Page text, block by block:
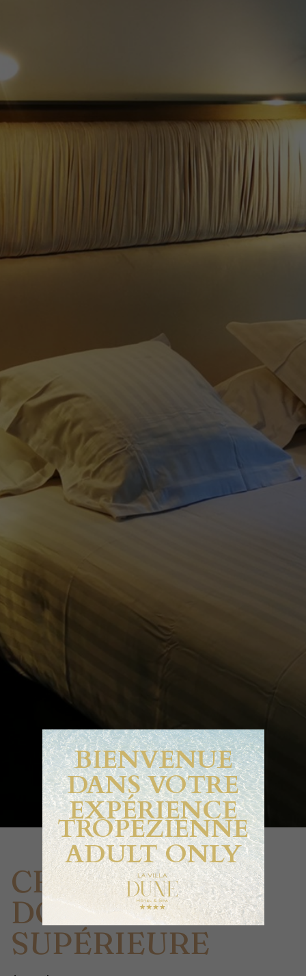
CHAMBRE
DOUBLE
SUPÉRIEURE
BIENVENUE
DANS VOTRE
EXPÉRIENCE
TROPEZIENNE
ADULT ONLY